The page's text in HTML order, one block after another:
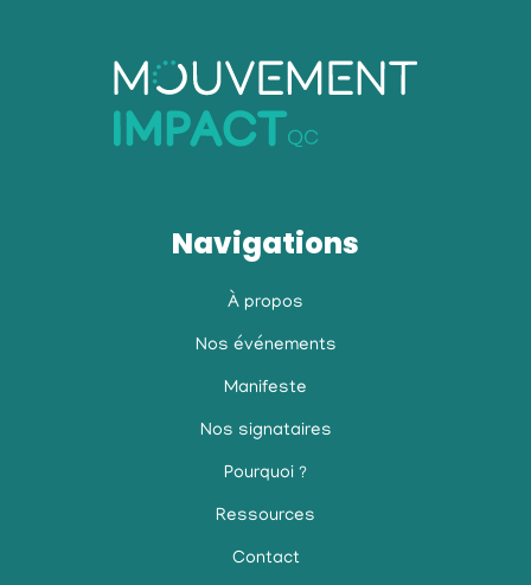
Navigations
À propos
Nos événements
Manifeste
Nos signataires
Pourquoi ?
Ressources
Contact